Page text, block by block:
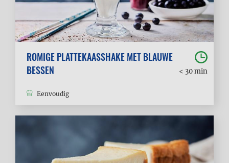
ROMIGE PLATTEKAASSHAKE MET BLAUWE
BESSEN
< 30 min
Eenvoudig